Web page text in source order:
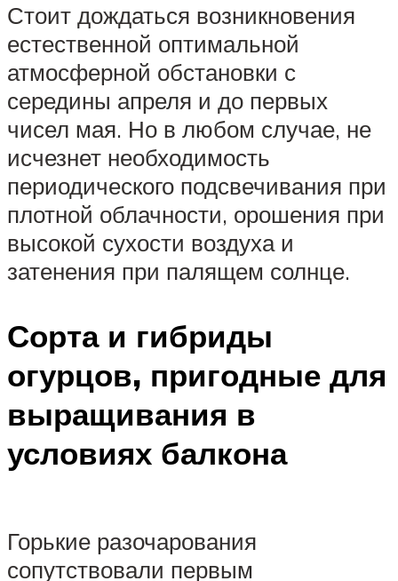
Стоит дождаться возникновения
естественной оптимальной
атмосферной обстановки с
середины апреля и до первых
чисел мая. Но в любом случае, не
исчезнет необходимость
периодического подсвечивания при
плотной облачности, орошения при
высокой сухости воздуха и
затенения при палящем солнце.
Сорта и гибриды
огурцов, пригодные для
выращивания в
условиях балкона
Горькие разочарования
сопутствовали первым